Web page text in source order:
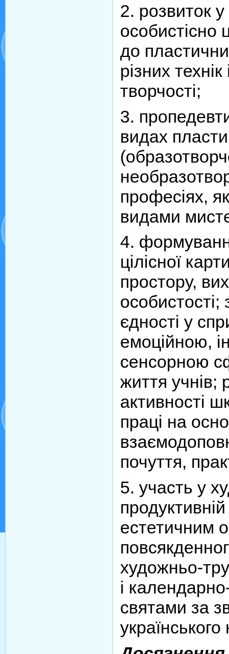
2. розвиток
особистісно
до
різних
творчості;
3.
видах
професіях,
видами
4.
цілісної
простору,
єдності у
емоційною,
сенсорною
життя учнів;
активності
праці на
почуття,
5. участь у
естетичним
художньо-
і
святами за